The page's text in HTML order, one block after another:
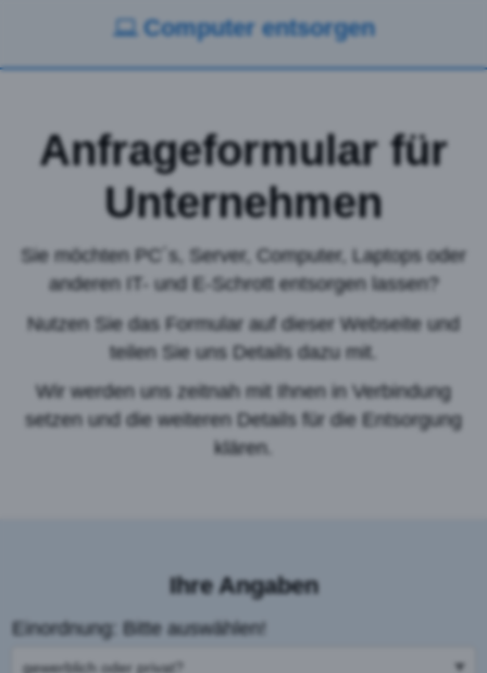
Computer entsorgen
Anfrageformular für
Unternehmen
Sie möchten PC´s, Server, Computer, Laptops oder
anderen IT- und E-Schrott entsorgen lassen?
Nutzen Sie das Formular auf dieser Webseite und
teilen Sie uns Details dazu mit.
Wir werden uns zeitnah mit Ihnen in Verbindung
setzen und die weiteren Details für die Entsorgung
klären.
Ihre Angaben
Einordnung: Bitte auswählen!